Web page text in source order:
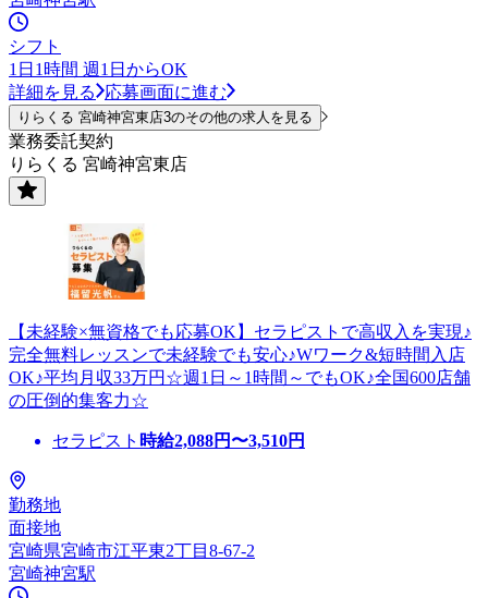
シフト
1日1時間 週1日からOK
詳細を見る
応募画面に進む
りらくる 宮崎神宮東店3のその他の求人を見る
業務委託契約
りらくる 宮崎神宮東店
【未経験×無資格でも応募OK】セラピストで高収入を実現♪
完全無料レッスンで未経験でも安心♪Wワーク&短時間入店
OK♪平均月収33万円☆週1日～1時間～でもOK♪全国600店舗
の圧倒的集客力☆
セラピスト 時給2,088円〜3,510円
勤務地
面接地
宮崎県宮崎市江平東2丁目8-67-2
宮崎神宮駅